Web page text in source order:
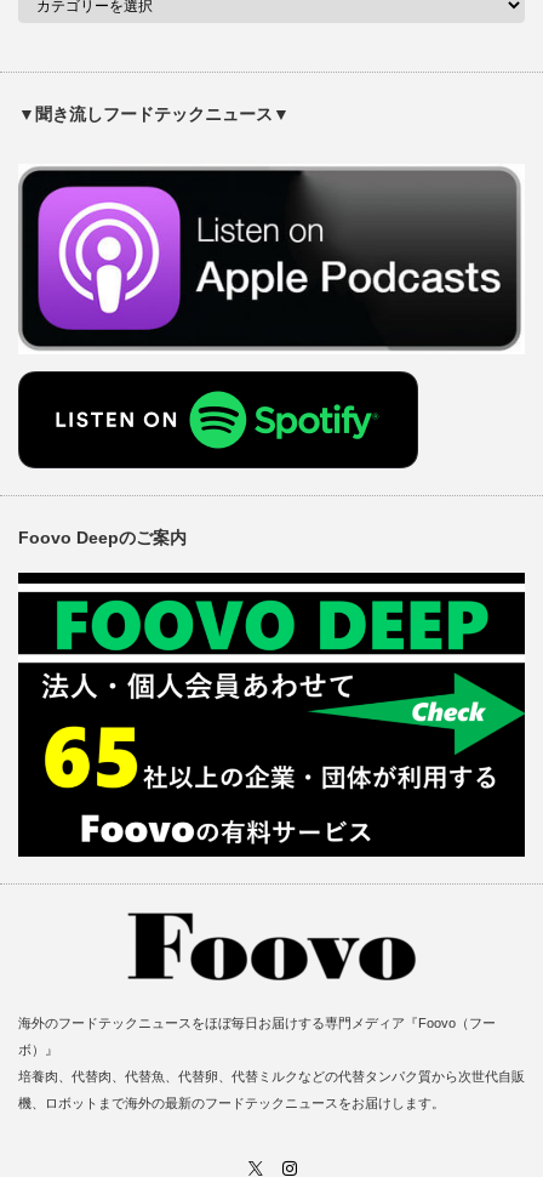
▼聞き流しフードテックニュース▼
Foovo Deepのご案内
海外のフードテックニュースをほぼ毎日お届けする専門メディア『Foovo（フー
ボ）』
培養肉、代替肉、代替魚、代替卵、代替ミルクなどの代替タンパク質から次世代自販
機、ロボットまで海外の最新のフードテックニュースをお届けします。